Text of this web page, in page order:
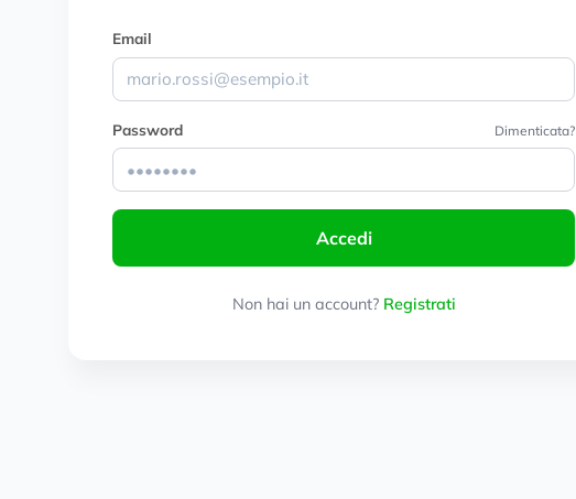
Email
Password Dimenticata?
Accedi
Non hai un account? Registrati